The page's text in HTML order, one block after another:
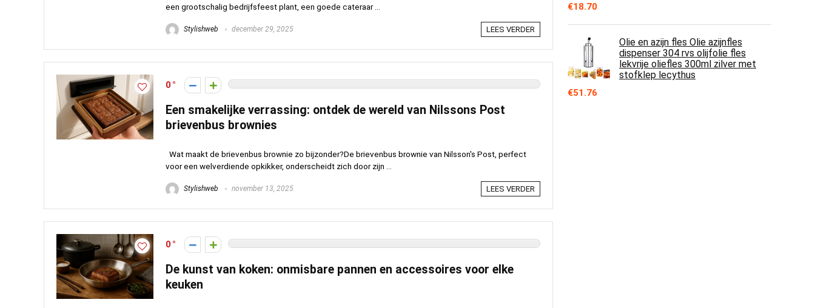
een grootschalig bedrijfsfeest plant, een goede cateraar ...
Stylishweb december 29, 2025 LEES VERDER
0
Een smakelijke verrassing: ontdek de wereld van Nilssons Post
brievenbus brownies
Wat maakt de brievenbus brownie zo bijzonder?De brievenbus brownie van Nilsson's Post, perfect
voor een welverdiende opkikker, onderscheidt zich door zijn ...
Stylishweb november 13, 2025 LEES VERDER
0
De kunst van koken: onmisbare pannen en accessoires voor elke
keuken
€18.70
Olie en azijn fles Olie azijnfles
dispenser 304 rvs olijfolie fles
lekvrije oliefles 300ml zilver met
stofklep lecythus
€51.76